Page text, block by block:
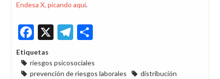
Endesa X, picando aquí.
Facebook
X Telegram
Etiquetas
riesgos psicosociales
prevención de riesgos laborales
distribución